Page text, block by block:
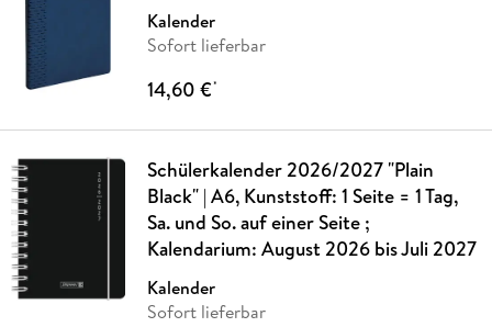
Kalender
Sofort lieferbar
14,60 €*
Schülerkalender 2026/2027 "Plain
Black" | A6, Kunststoff: 1 Seite = 1 Tag,
Sa. und So. auf einer Seite ;
Kalendarium: August 2026 bis Juli 2027
Kalender
Sofort lieferbar